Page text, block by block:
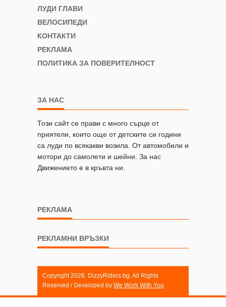
ЛУДИ ГЛАВИ
ВЕЛОСИПЕДИ
КОНТАКТИ
РЕКЛАМА
ПОЛИТИКА ЗА ПОВЕРИТЕЛНОСТ
ЗА НАС
Този сайт се прави с много сърце от
приятели, които още от детските си години
са луди по всякакви возила. От автомобили и
мотори до самолети и шейни. За нас
Движението е в кръвта ни.
РЕКЛАМА
РЕКЛАМНИ ВРЪЗКИ
Copyright 2026. DizzyRiders.bg. All Rights
Reserved / Developed by We Work With You